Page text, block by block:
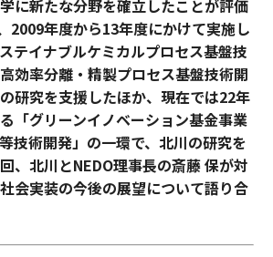
に新たな分野を確立したことが評価
2009年度から13年度にかけて実施し
テイナブルケミカルプロセス基盤技
効率分離・精製プロセス基盤技術開
研究を支援したほか、現在では22年
「グリーンイノベーション基金事業
技術開発」の一環で、北川の研究を
、北川とNEDO理事長の斎藤 保が対
会実装の今後の展望について語り合